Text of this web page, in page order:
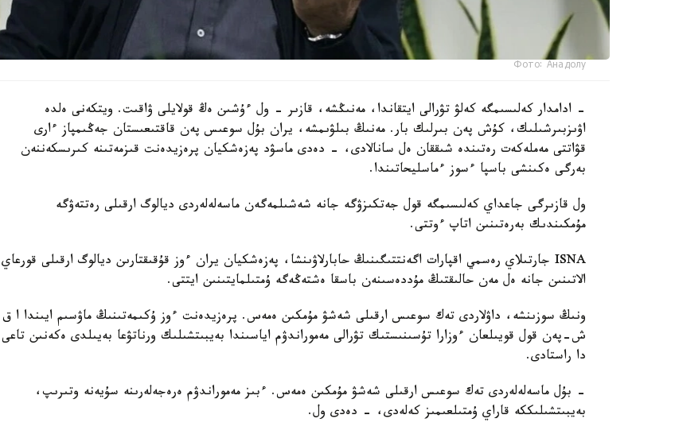
Фото: Анадолу
- ادامدار كەلىسىمگە كەلۋ تۋرالى ايتقاندا، مەنىڭشە، قازىر - ول ءۇشىن ەڭ قولايلى ۋاقىت. ويتكەنى ەلدە
اۋىزبىرشىلىك، كۇش پەن بىرلىك بار. مەنىڭ بىلۋىمشە، يران بۇل سوعىس پەن قاقتىعىستان جەڭىمپاز ءارى
قۋاتتى مەملەكەت رەتىندە شىققان ەل سانالادى، - دەدى ماسۋد پەزەشكيان پرەزيدەنت قىزمەتىنە كىرىسكەننەن
بەرگى ەكىنشى باسپا ءسوز ءماسليحاتىندا.
ول قازىرگى جاعداي كەلىسىمگە قول جەتكىزۋگە جانە شەشىلمەگەن ماسەلەلەردى ديالوگ ارقىلى رەتتەۋگە
مۇمكىندىك بەرەتىنىن اتاپ ءوتتى.
ISNA جارتىلاي رەسمي اقپارات اگەنتتىگىنىڭ حابارلاۋىنشا، پەزەشكيان يران ءوز قۇقىقتارىن ديالوگ ارقىلى قورعاي
الاتىنىن جانە ەل مەن حالىقتىڭ مۇددەسىنەن باسقا ەشتەڭەگە ۇمتىلمايتىنىن ايتتى.
ونىڭ سوزىنشە، داۋلاردى تەك سوعىس ارقىلى شەشۋ مۇمكىن ەمەس. پرەزيدەنت ءوز ۇكىمەتىنىڭ ماۋسىم ايىندا ا ق
ش-پەن قول قويىلعان ءوزارا تۇسىنىستىك تۋرالى مەموراندۋم اياسىندا بەيبىتشىلىك ورناتۋعا بەيىلدى ەكەنىن تاعى
دا راستادى.
- بۇل ماسەلەلەردى تەك سوعىس ارقىلى شەشۋ مۇمكىن ەمەس. ءبىز مەموراندۋم ەرەجەلەرىنە سۇيەنە وتىرىپ،
بەيبىتشىلىككە قاراي ۇمتىلعىمىز كەلەدى، - دەدى ول.